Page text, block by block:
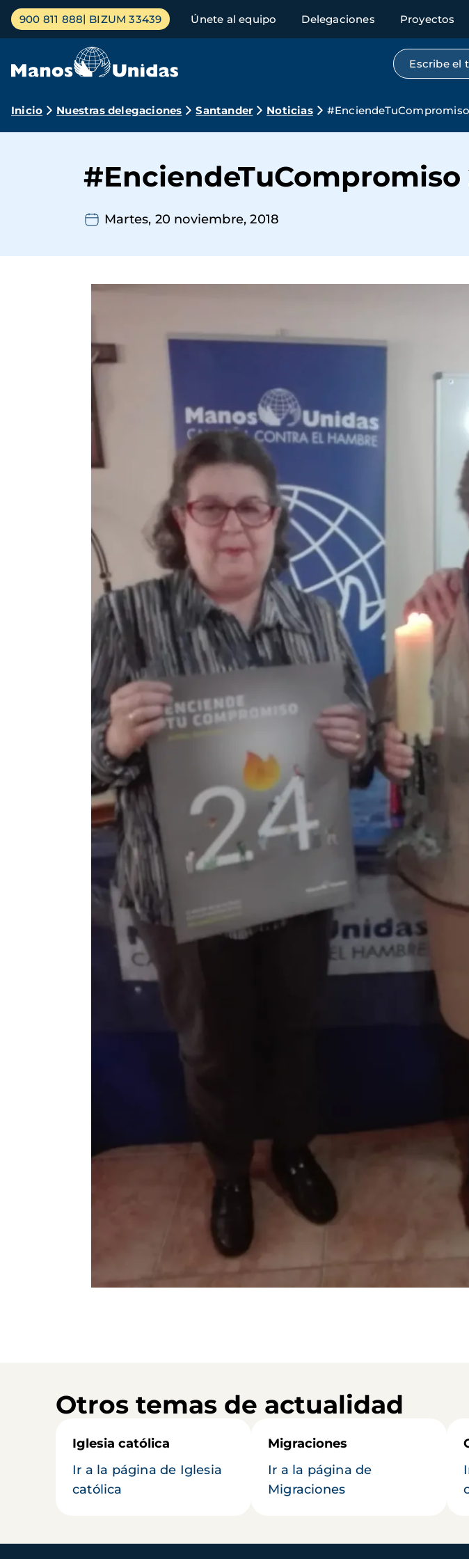
Pasar
contenido
Menú
principal
900 811 888 BIZUM 33439 Únete al equipo Delegaciones Proyectos
Ruta
navegación
Inicio Nuestras delegaciones Santander Noticias
Martes, 20 noviembre, 2018
Otros temas de actualidad
Iglesia católica
Ir a la página de Iglesia
católica
Migraciones
Ir a la página de
Migraciones